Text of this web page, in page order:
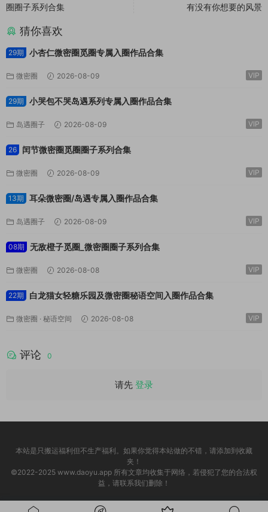
圈圈子系列合集
有没有你想要的风景
猜你喜欢
29期 小杏仁微密圈觅圈专属入圈作品合集
微密圈 2026-08-09 VIP
29期 小哭包不哭岛遇系列专属入圈作品合集
岛遇圈子 2026-08-09 VIP
26 闰节微密圈觅圈圈子系列合集
微密圈 2026-08-09 VIP
13期 耳朵微密圈/岛遇专属入圈作品合集
岛遇圈子 2026-08-09 VIP
08期 无敌橙子觅圈_微密圈圈子系列合集
微密圈 2026-08-08 VIP
22期 白龙猫女轻糖乐园及微密圈秘语空间入圈作品合集
微密圈 · 秘语空间 2026-08-08 VIP
评论 0
请先 登录
本站是只搬运福利但不生产福利。如果你觉得本站做的不错，请添加到收藏
夹！
©2022-2025 www.daoyu.app 所有文章均收集于网络，若侵犯了您的合法权
益，请联系我们删除！